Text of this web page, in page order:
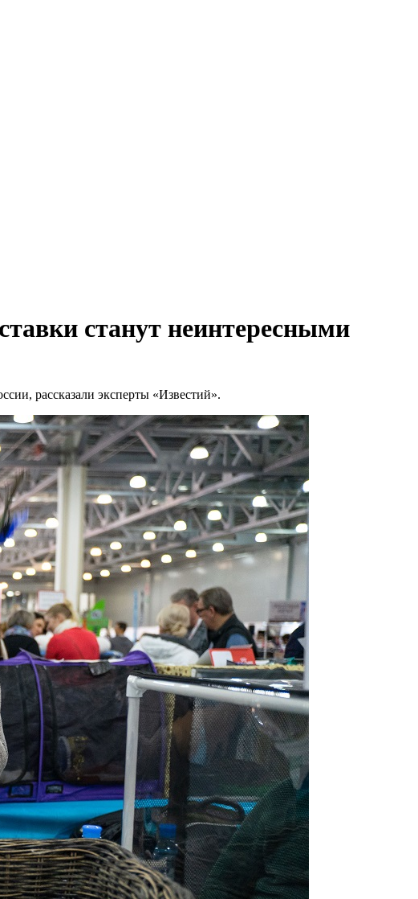
станут неинтересными
рассказали эксперты «Известий».